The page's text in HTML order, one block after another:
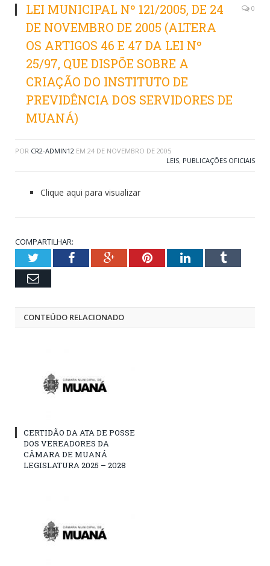
LEI MUNICIPAL Nº 121/2005, DE 24
DE NOVEMBRO DE 2005 (ALTERA
OS ARTIGOS 46 E 47 DA LEI Nº
25/97, QUE DISPÕE SOBRE A
CRIAÇÃO DO INSTITUTO DE
PREVIDÊNCIA DOS SERVIDORES DE
MUANÁ)
0
POR CR2-ADMIN12 EM 24 DE NOVEMBRO DE 2005
LEIS, PUBLICAÇÕES OFICIAIS
Clique aqui para visualizar
COMPARTILHAR:
TwitterFacebookGoogle+PinterestLinkedInTumblr
Email
CONTEÚDO RELACIONADO
CERTIDÃO DA ATA DE POSSE
DOS VEREADORES DA
CÂMARA DE MUANÁ
LEGISLATURA 2025 – 2028